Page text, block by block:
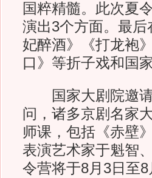
国粹精髓。此次夏
演出3个方面。最
妃醉酒》《打龙袍
口》等折子戏和国
国家大剧院邀请
问，诸多京剧名家
师课，包括《赤壁
表演艺术家于魁智
令营将于8月3日至